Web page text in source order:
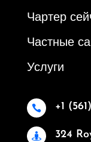
Чартер
Частные
Услуги
 +1

324